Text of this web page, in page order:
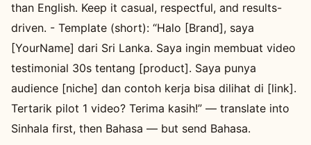
than English. Keep it casual, respectful, and results-
driven. - Template (short): “Halo [Brand], saya
[YourName] dari Sri Lanka. Saya ingin membuat video
testimonial 30s tentang [product]. Saya punya
audience [niche] dan contoh kerja bisa dilihat di [link].
Tertarik pilot 1 video? Terima kasih!” — translate into
Sinhala first, then Bahasa — but send Bahasa.